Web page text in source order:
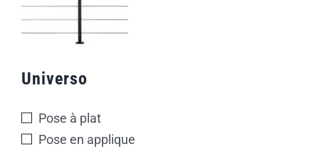
Universo
Pose à plat
Pose en applique